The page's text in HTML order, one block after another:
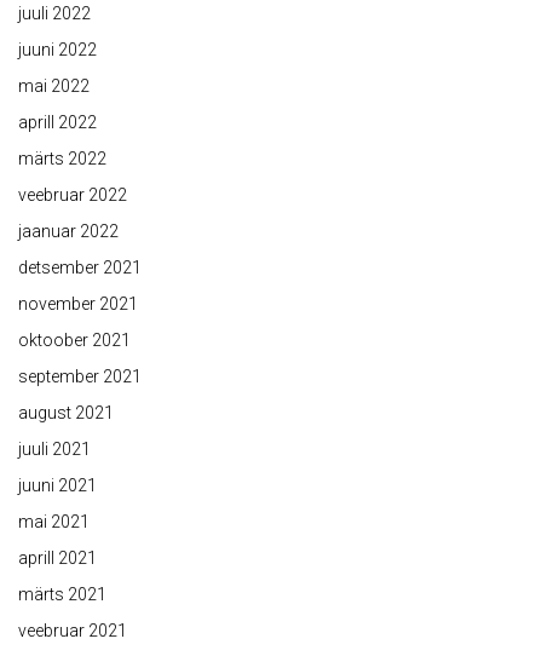
juuli 2022
juuni 2022
mai 2022
aprill 2022
märts 2022
veebruar 2022
jaanuar 2022
detsember 2021
november 2021
oktoober 2021
september 2021
august 2021
juuli 2021
juuni 2021
mai 2021
aprill 2021
märts 2021
veebruar 2021